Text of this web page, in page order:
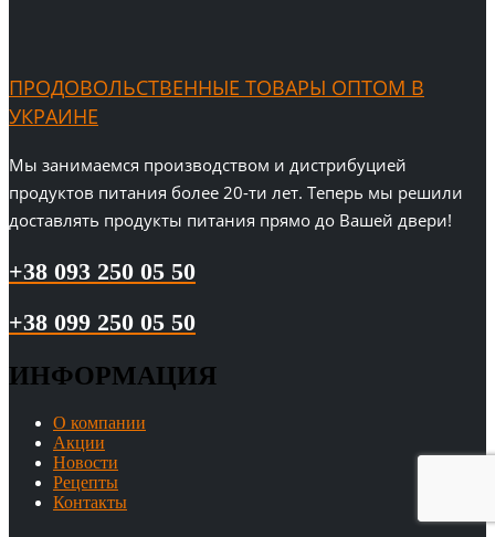
ПРОДОВОЛЬСТВЕННЫЕ ТОВАРЫ ОПТОМ В
УКРАИНЕ
Мы занимаемся производством и дистрибуцией
продуктов питания более 20-ти лет. Теперь мы решили
доставлять продукты питания прямо до Вашей двери!
+38 093 250 05 50
+38 099 250 05 50
ИНФОРМАЦИЯ
О компании
Акции
Новости
Рецепты
Контакты